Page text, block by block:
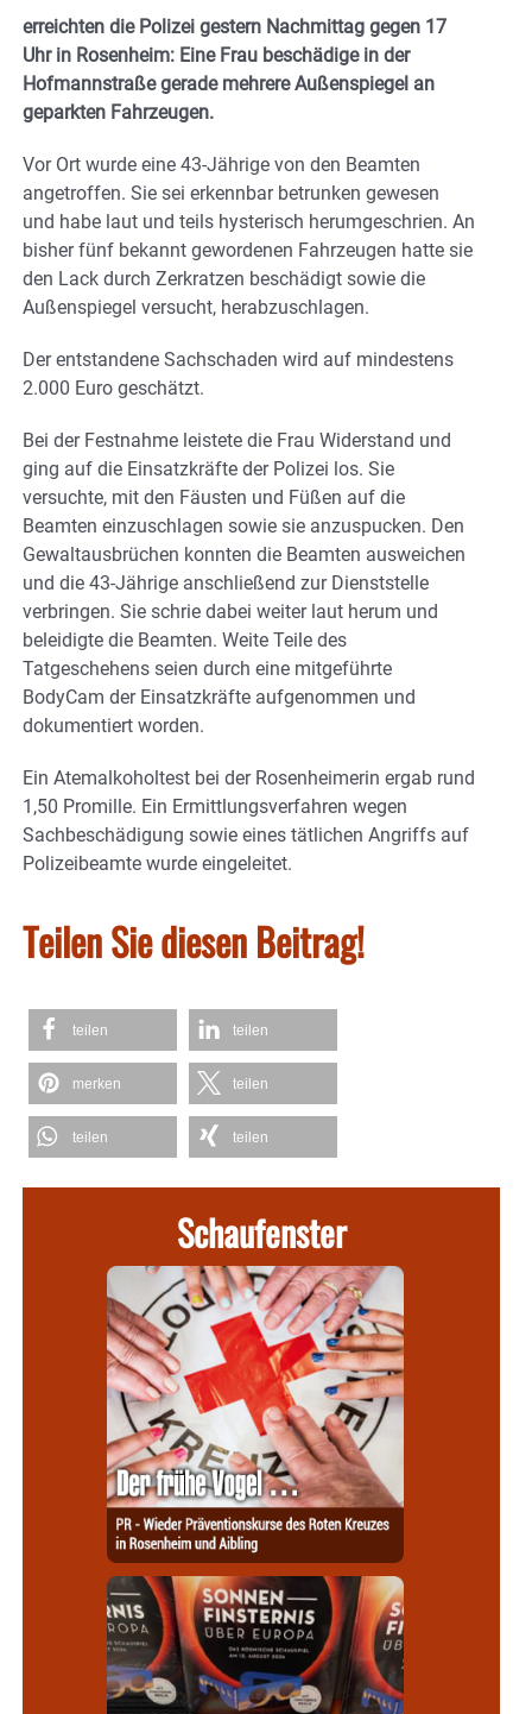
erreichten die Polizei gestern Nachmittag gegen 17
Uhr in Rosenheim: Eine Frau beschädige in der
Hofmannstraße gerade mehrere Außenspiegel an
geparkten Fahrzeugen.
Vor Ort wurde eine 43-Jährige von den Beamten
angetroffen. Sie sei erkennbar betrunken gewesen
und habe laut und teils hysterisch herumgeschrien. An
bisher fünf bekannt gewordenen Fahrzeugen hatte sie
den Lack durch Zerkratzen beschädigt sowie die
Außenspiegel versucht, herabzuschlagen.
Der entstandene Sachschaden wird auf mindestens
2.000 Euro geschätzt.
Bei der Festnahme leistete die Frau Widerstand und
ging auf die Einsatzkräfte der Polizei los. Sie
versuchte, mit den Fäusten und Füßen auf die
Beamten einzuschlagen sowie sie anzuspucken. Den
Gewaltausbrüchen konnten die Beamten ausweichen
und die 43-Jährige anschließend zur Dienststelle
verbringen. Sie schrie dabei weiter laut herum und
beleidigte die Beamten. Weite Teile des
Tatgeschehens seien durch eine mitgeführte
BodyCam der Einsatzkräfte aufgenommen und
dokumentiert worden.
Ein Atemalkoholtest bei der Rosenheimerin ergab rund
1,50 Promille. Ein Ermittlungsverfahren wegen
Sachbeschädigung sowie eines tätlichen Angriffs auf
Polizeibeamte wurde eingeleitet.
Teilen Sie diesen Beitrag!
teilen teilen
merken teilen
teilen teilen
Schaufenster